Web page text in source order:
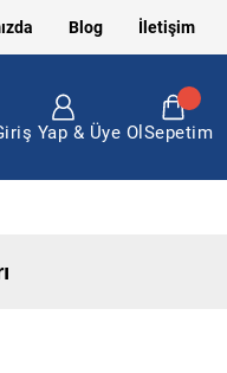
Fiesta Motor Çeşitleri
Blog İletişim
Yap & Üye Ol Sepetim